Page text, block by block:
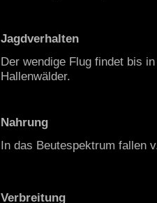
Jagdverhalten
Der wendige Flug findet bis
Hallenwälder.
Nahrung
In das Beutespektrum fallen
Verbreitung